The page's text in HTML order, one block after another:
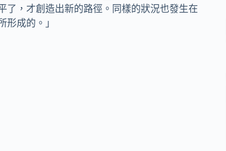
了，才創造出新的路徑。同樣的狀況也發生在
形成的。」